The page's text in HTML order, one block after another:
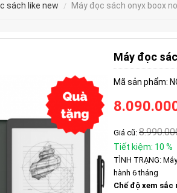
sách like new máy đọc sách onyx boox
Máy đọc
Mã sản phẩm:
Giá cũ:
Tiết kiệm: 10 %
TÌNH TRẠNG:
hành 6 tháng
Chế độ xem